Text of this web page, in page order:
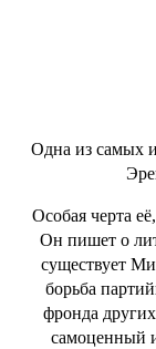
Одна из самых
Особая черта
Он пишет о
существует
борьба
фронда
самоценный